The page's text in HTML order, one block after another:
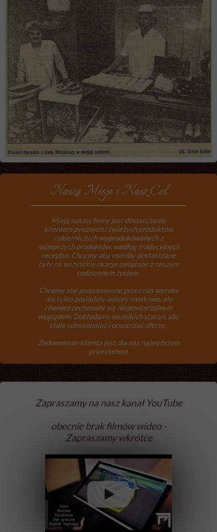
Misją naszej firmy jest dostarczanie
klientom pysznych i świeżych produktów
cukierniczych wyprodukowanych z
najlepszych produktów, według tradycyjnych
receptur. Chcemy aby wyroby dostarczane
były na wszystkie okazje związane z naszym
codziennym życiem.
Chcemy aby proponowane przez nas wyroby
nie tylko posiadały walory smakowe, ale
również cechowały się niepowtarzalnym
wyglądem. Dokładamy wszelkich starań, aby
stale udoskonalać i poszerzać ofertę.
Zadowolenie klienta jest dla nas najwyższym
priorytetem.
Nasza Misja i Nasz Cel
Zapraszamy na nasz kanał YouTube
obecnie brak filmów wideo -
Zapraszamy wkrótce